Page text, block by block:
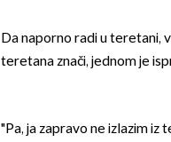
Da naporno radi u teretani,
teretana znači, jednom je
"Pa, ja zapravo ne izlazim